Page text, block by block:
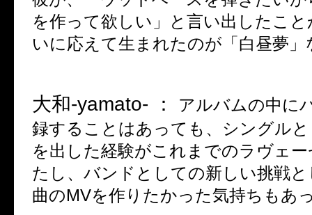
を作って欲しい」と言い出したこ
いに応えて生まれたのが「白昼夢」
大和-yamato- ：
アルバムの中に
録することはあっても、シングル
を出した経験がこれまでのラヴェ
たし、バンドとしての新しい挑戦
曲のMVを作りたかった気持ちもあ